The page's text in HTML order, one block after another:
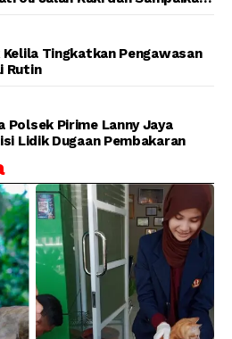
Kelila Tingkatkan Pengawasan
Rutin
Polsek Pirime Lanny Jaya
Lidik Dugaan Pembakaran